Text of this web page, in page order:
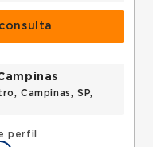
perfil
Campinas, SP,